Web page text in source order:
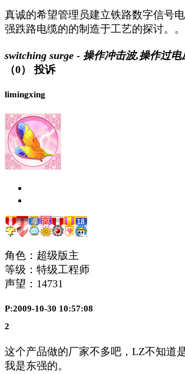
真诚的希望管理员建立铁路数字信号
强跌路电缆的的制造于工艺的探讨。。
switching surge - 操作冲击波,操作过
（0）
投诉
limingxing
角色：超级版主
等级：特级工程师
声望： 14731
P:2009-10-30 10:57:08
2
这个产品做的厂家不多吧，LZ不知道
我是东强的。